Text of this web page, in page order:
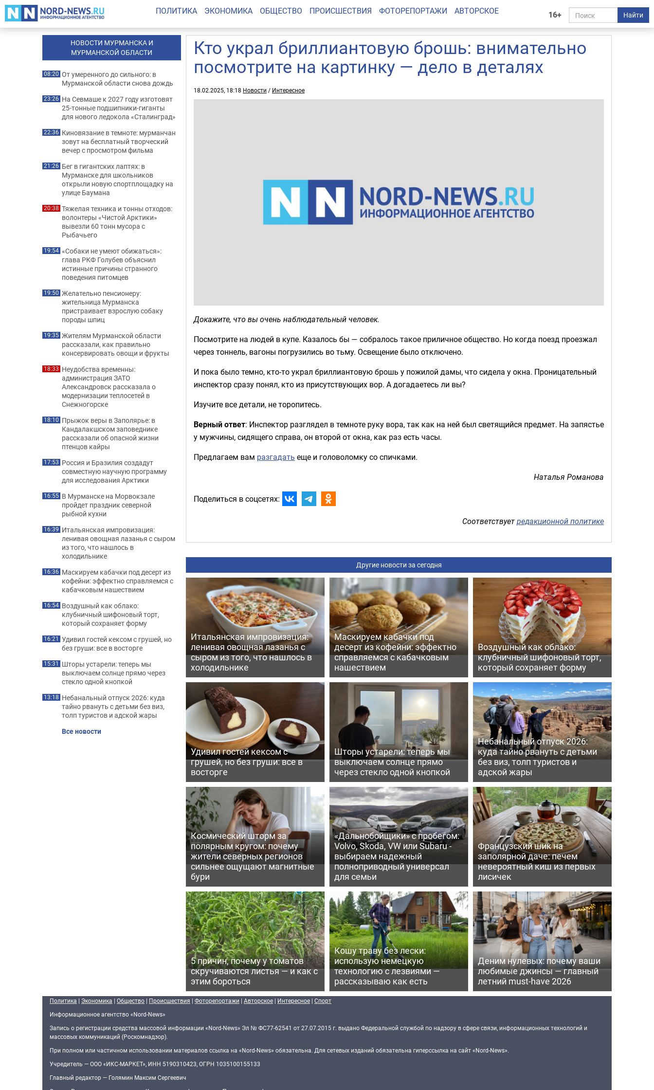
16+ Найти
ПОЛИТИКА ЭКОНОМИКА ОБЩЕСТВО ПРОИСШЕСТВИЯ ФОТОРЕПОРТАЖИ АВТОРСКОЕ
Кто украл бриллиантовую брошь: внимательно
посмотрите на картинку — дело в деталях
18.02.2025, 18:18 Новости / Интересное
Докажите, что вы очень наблюдательный человек.
Посмотрите на людей в купе. Казалось бы — собралось такое приличное общество. Но когда поезд проезжал
через тоннель, вагоны погрузились во тьму. Освещение было отключено.
И пока было темно, кто-то украл бриллиантовую брошь у пожилой дамы, что сидела у окна. Проницательный
инспектор сразу понял, кто из присутствующих вор. А догадаетесь ли вы?
Изучите все детали, не торопитесь.
Верный ответ: Инспектор разглядел в темноте руку вора, так как на ней был светящийся предмет. На запястье
у мужчины, сидящего справа, он второй от окна, как раз есть часы.
Предлагаем вам разгадать еще и головоломку со спичками.
Наталья Романова
Поделиться в соцсетях:
Соответствуетредакционной политике
Другие новости за сегодня
Итальянская импровизация:
ленивая овощная лазанья с
сыром из того, что нашлось в
холодильнике
Маскируем кабачки под
десерт из кофейни: эффектно
справляемся с кабачковым
нашествием
Воздушный как облако:
клубничный шифоновый торт,
который сохраняет форму
Удивил гостей кексом с
грушей, но без груши: все в
восторге
Шторы устарели: теперь мы
выключаем солнце прямо
через стекло одной кнопкой
Небанальный отпуск 2026:
куда тайно рвануть с детьми
без виз, толп туристов и
адской жары
Космический шторм за
полярным кругом: почему
жители северных регионов
сильнее ощущают магнитные
бури
«Дальнобойщики» с пробегом:
Volvo, Skoda, VW или Subaru -
выбираем надежный
полноприводный универсал
для семьи
Французский шик на
заполярной даче: печем
невероятный киш из первых
лисичек
5 причин, почему у томатов
скручиваются листья — и как с
этим бороться
Кошу траву без лески:
использую немецкую
технологию с лезвиями —
рассказываю как есть
Деним нулевых: почему ваши
любимые джинсы — главный
летний must-have 2026
НОВОСТИ МУРМАНСКА И
МУРМАНСКОЙ ОБЛАСТИ
08:20 От умеренного до сильного: в
Мурманской области снова дождь
23:26 На Севмаше к 2027 году изготовят
25-тонные подшипники-гиганты
для нового ледокола «Сталинград»
22:36 Киновязание в темноте: мурманчан
зовут на бесплатный творческий
вечер с просмотром фильма
21:26 Бег в гигантских лаптях: в
Мурманске для школьников
открыли новую спортплощадку на
улице Баумана
20:38 Тяжелая техника и тонны отходов:
волонтеры «Чистой Арктики»
вывезли 60 тонн мусора с
Рыбачьего
19:54 «Собаки не умеют обижаться»:
глава РКФ Голубев объяснил
истинные причины странного
поведения питомцев
19:50 Желательно пенсионеру:
жительница Мурманска
пристраивает взрослую собаку
породы шпиц
19:35 Жителям Мурманской области
рассказали, как правильно
консервировать овощи и фрукты
18:33 Неудобства временны:
администрация ЗАТО
Александровск рассказала о
модернизации теплосетей в
Снежногорске
18:10 Прыжок веры в Заполярье: в
Кандалакшском заповеднике
рассказали об опасной жизни
птенцов кайры
17:53 Россия и Бразилия создадут
совместную научную программу
для исследования Арктики
16:55 В Мурманске на Морвокзале
пройдет праздник северной
рыбной кухни
16:39 Итальянская импровизация:
ленивая овощная лазанья с сыром
из того, что нашлось в
холодильнике
16:36 Маскируем кабачки под десерт из
кофейни: эффектно справляемся с
кабачковым нашествием
16:54 Воздушный как облако:
клубничный шифоновый торт,
который сохраняет форму
16:21 Удивил гостей кексом с грушей, но
без груши: все в восторге
15:31 Шторы устарели: теперь мы
выключаем солнце прямо через
стекло одной кнопкой
13:18 Небанальный отпуск 2026: куда
тайно рвануть с детьми без виз,
толп туристов и адской жары
Все новости
Политика | Экономика | Общество | Происшествия | Фоторепортажи | Авторское | Интересное | Спорт
Информационное агентство «Nord-News»
Запись о регистрации средства массовой информации «Nord-News» Эл № ФС77-62541 от 27.07.2015 г. выдано Федеральной службой по надзору в сфере связи, информационных технологий и
массовых коммуникаций (Роскомнадзор).
При полном или частичном использовании материалов ссылка на «Nord-News» обязательна. Для сетевых изданий обязательна гиперссылка на сайт «Nord-News».
Учредитель — ООО «ИКС-МАРКЕТ», ИНН 5190310423, ОГРН 1035100155133
Главный редактор — Голямин Максим Сергеевич